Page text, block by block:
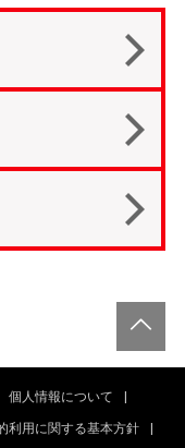
個人情報について
利用に関する基本方針